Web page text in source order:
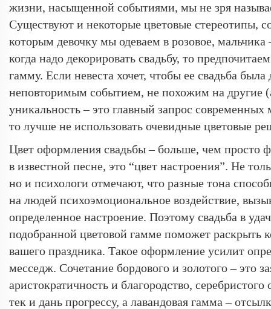
жизни, насыщенной событиями, мы не зря
Существуют и некоторые цветовые стереотипы,
которым девочку мы одеваем в розовое, мальчика
когда надо декорировать свадьбу, то
гамму. Если невеста хочет, чтобы ее свадьба была
неповторимым событием, не похожим на другие
уникальность – это главный запрос
то лучше не использовать очевидные цветовые
Цвет оформления свадьбы – больше, чем просто
в известной песне, это “цвет настроения”. Не
но и психологи отмечают, что разные тона
на людей психоэмоциональное воздействие,
определенное настроение. Поэтому свадьба в
подобранной цветовой гамме поможет раскрыть
вашего праздника. Такое оформление усилит
месседж. Сочетание бордового и золотого – это
аристократичность и благородство,
тек и дань прогрессу, а лавандовая гамма –